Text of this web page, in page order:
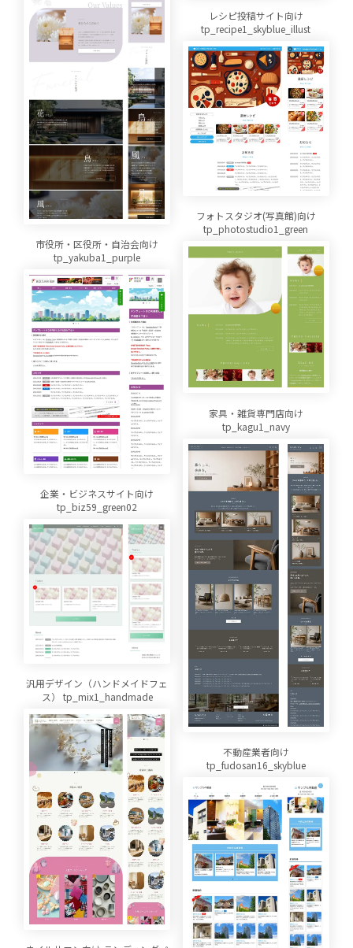
レシピ投稿サイト向け
tp_recipe1_skyblue_illust
フォトスタジオ(写真館)向け
tp_photostudio1_green
市役所・区役所・自治会向け
tp_yakuba1_purple
家具・雑貨専門店向け
tp_kagu1_navy
企業・ビジネスサイト向け
tp_biz59_green02
汎用デザイン（ハンドメイドフェ
ス） tp_mix1_handmade
不動産業者向け
tp_fudosan16_skyblue